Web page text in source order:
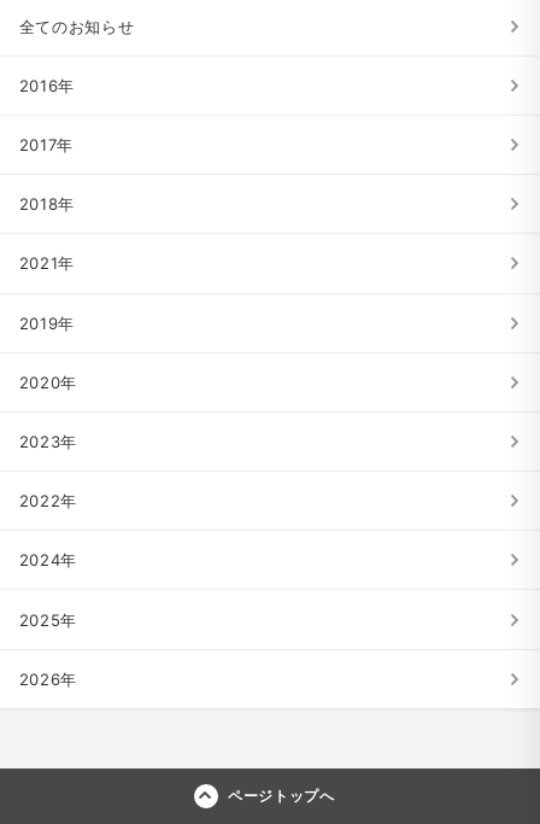
全てのお知らせ
2016年
2017年
2018年
2021年
2019年
2020年
2023年
2022年
2024年
2025年
2026年
ページトップへ